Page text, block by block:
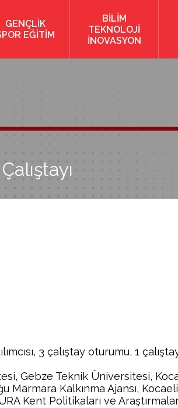
GENÇLİK
EĞİTİM
BİLİM
TEKNOLOJİ
İNOVASYON
3 çalıştay oturumu, 1
Gebze Teknik Üniversitesi,
Marmara Kalkınma Ajansı,
Kent Politikaları ve